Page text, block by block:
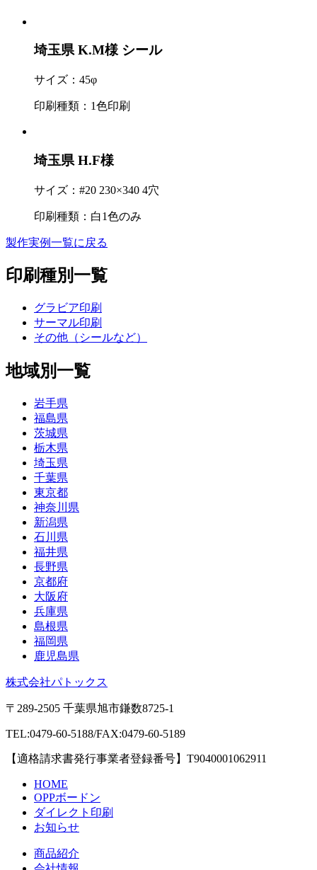
埼玉県 K.M様シール
サイズ：45φ
印刷種類：1色印刷
埼玉県 H.F様
サイズ：#20 230×340 4穴
印刷種類：白1色のみ
製作実例一覧に戻る
印刷種別一覧
グラビア印刷
サーマル印刷
その他（シールなど）
地域別一覧
岩手県
福島県
茨城県
栃木県
埼玉県
千葉県
東京都
神奈川県
新潟県
石川県
福井県
長野県
京都府
大阪府
兵庫県
島根県
福岡県
鹿児島県
株式会社パトックス
〒289-2505 千葉県旭市鎌数8725-1
TEL:0479-60-5188/FAX:0479-60-5189
【適格請求書発行事業者登録番号】T9040001062911
HOME
OPPボードン
ダイレクト印刷
お知らせ
商品紹介